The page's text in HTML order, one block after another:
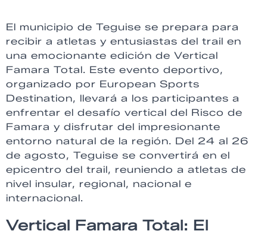
El municipio de Teguise se prepara para
recibir a atletas y entusiastas del trail en
una emocionante edición de Vertical
Famara Total. Este evento deportivo,
organizado por European Sports
Destination, llevará a los participantes a
enfrentar el desafío vertical del Risco de
Famara y disfrutar del impresionante
entorno natural de la región. Del 24 al 26
de agosto, Teguise se convertirá en el
epicentro del trail, reuniendo a atletas de
nivel insular, regional, nacional e
internacional.
Vertical Famara Total: El